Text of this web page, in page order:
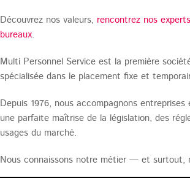
Découvrez nos valeurs, rencontrez nos experts
bureaux.
Multi Personnel Service est la première
spécialisée dans le placement fixe et
Depuis 1976, nous accompagnons
une parfaite maîtrise de la législation, des
usages du marché.
Nous connaissons notre métier — et surtout,